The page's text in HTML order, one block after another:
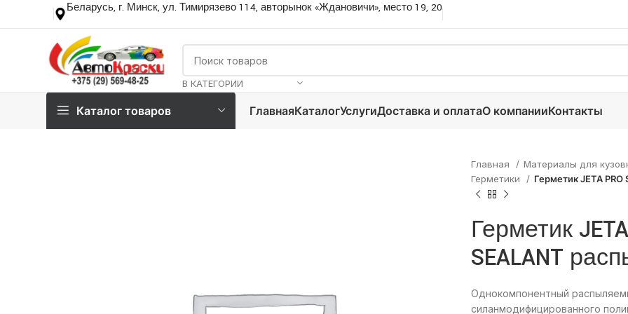
Беларусь, г. Минск, ул. Тимирязево 114, авторынок «Ждановичи», место 19, 20
В КАТЕГОРИИ
Каталог товаров ГлавнаяКаталогУслугиДоставка и оплатаО компанииКонтакты
Главная
Материалы для
Герметики
Герметик JETA
Герметик
SEALANT
Однокомпонентный
силанмодифицированного